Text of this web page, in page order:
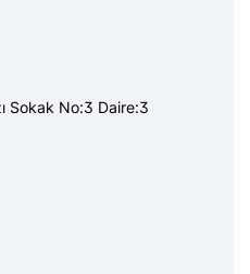
Sokak No:3 Daire:3